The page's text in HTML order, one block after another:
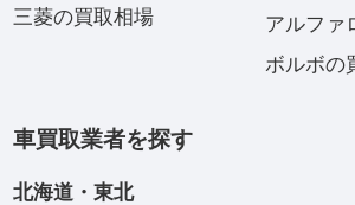
三菱の買取相場
アルファ
ボルボの
車買取業者を探す
北海道・東北